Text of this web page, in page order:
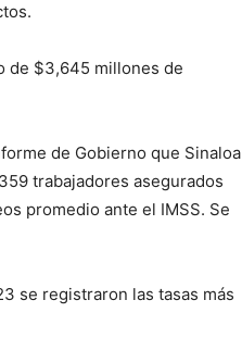
de $3,645 millones de
de Gobierno que Sinaloa
trabajadores asegurados
promedio ante el IMSS. Se
se registraron las tasas más